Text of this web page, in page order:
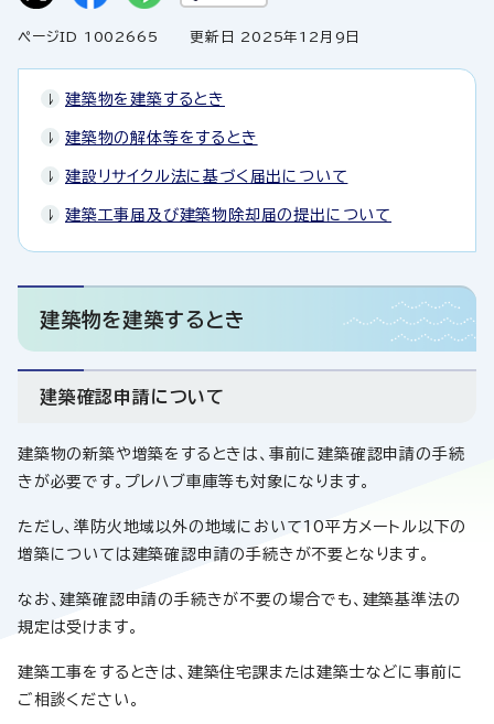
ページID 1002665 更新日 2025年12月9日
建築物を建築するとき
建築物の解体等をするとき
建設リサイクル法に基づく届出について
建築工事届及び建築物除却届の提出について
建築物を建築するとき
建築確認申請について
建築物の新築や増築をするときは、事前に建築確認申請の手続
きが必要です。プレハブ車庫等も対象になります。
ただし、準防火地域以外の地域において10平方メートル以下の
増築については建築確認申請の手続きが不要となります。
なお、建築確認申請の手続きが不要の場合でも、建築基準法の
規定は受けます。
建築工事をするときは、建築住宅課または建築士などに事前に
ご相談ください。